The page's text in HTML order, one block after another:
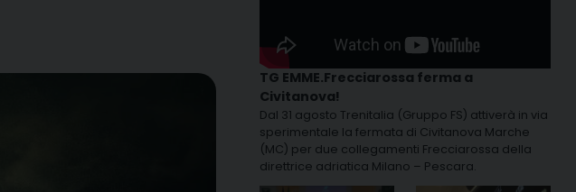
TG EMME.Frecciarossa ferma a
Civitanova!
Dal 31 agosto Trenitalia (Gruppo FS) attiverà in via
sperimentale la fermata di Civitanova Marche
(MC) per due collegamenti Frecciarossa della
direttrice adriatica Milano – Pescara.